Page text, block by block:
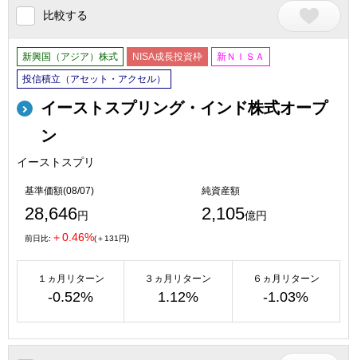
比較する
新興国（アジア）株式 NISA成長投資枠
新ＮＩＳＡ
投信積立（アセット・アクセル）
イーストスプリング・インド株式オープ
ン
イーストスプリ
基準価額(08/07)
28,646円
純資産額
2,105億円
前日比: ＋0.46%(＋131円)
１ヵ月リターン
-0.52%
３ヵ月リターン
1.12%
６ヵ月リターン
-1.03%